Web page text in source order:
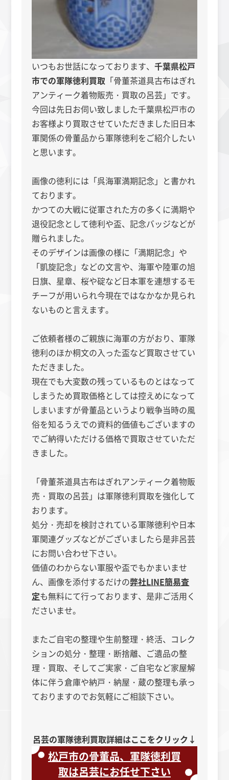
いつもお世話になっております、千葉県松戸
市での軍隊徳利買取 「骨董茶道具古布はぎれ
アンティーク着物販売・買取の呂芸」です。
今回は先日お伺い致しました千葉県松戸市の
お客様より買取させていただきました旧日本
軍関係の骨董品から軍隊徳利をご紹介したい
と思います。
画像の徳利には「呉海軍満期記念」と書かれ
ております。
かつての大戦に従軍された方の多くに満期や
退役記念として徳利や盃、記念バッジなどが
贈られました。
そのデザインは画像の様に「満期記念」や
「凱旋記念」などの文言や、海軍や陸軍の旭
日旗、星章、桜や碇など日本軍を連想するモ
チーフが用いられ今現在ではなかなか見られ
ないものと言えます。
ご依頼者様のご親族に海軍の方がおり、軍隊
徳利のほか桐文の入った盃など買取させてい
ただきました。
現在でも大変数の残っているものとはなって
しまうため買取価格としては控えめになって
しまいますが骨董品というより戦争当時の風
俗を知るうえでの資料的価値もございますの
でご納得いただける価格で買取させていただ
きました。
「骨董茶道具古布はぎれアンティーク着物販
売・買取の呂芸」は軍隊徳利買取を強化して
おります。
処分・売却を検討されている軍隊徳利や日本
軍関連グッズなどがございましたら是非呂芸
にお問い合わせ下さい。
価値のわからない軍服や盃でもかまいませ
ん、画像を添付するだけの弊社LINE簡易査
定も無料にて行っております、是非ご活用く
ださいませ。
またご自宅の整理や生前整理・終活、コレク
ションの処分・整理・断捨離、ご遺品の整
理・買取、そしてご実家・ご自宅など家屋解
体に伴う倉庫や納戸・納屋・蔵の整理も承っ
ておりますのでお気軽にご相談下さい。
呂芸の軍隊徳利買取詳細はここをクリック↓
松戸市の骨董品、軍隊徳利買
取は呂芸にお任せ下さい